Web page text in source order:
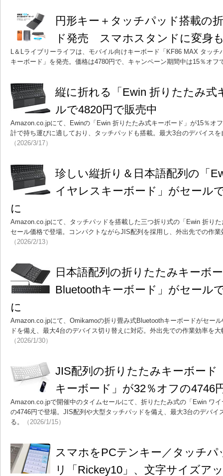
円形キー＋タッチパッド搭載の
ド発売 スマホスタンドに変身
L＆Lライブリーライフは、モバイル向けキーボード「KF86 MAX タッ
キーボード」を発売。価格は4780円で、キャンペーン期間中は15％オフ
縦に折れる「Ewin 折りたたみ式
ルで4820円で販売中
Amazon.co.jpにて、Ewinの「Ewin 折りたたみ式キーボード」が15％オ
計で持ち運びに適しており、タッチパッドも搭載。最大3台のデバイス
（2026/3/17）
珍しい縦折り＆日本語配列の「
イヤレスキーボード」がセール
に
Amazon.co.jpにて、タッチパッドを搭載した三つ折り式の「Ewin 折り
セール価格で登場。コンパクトながらJIS配列を採用し、外出先での作
（2026/2/13）
日本語配列の折りたたみキーボ
Bluetoothキーボード」がセール
に
Amazon.co.jpにて、Omikamoの折り畳み式Bluetoothキーボードがセー
ドを備え、最大4台のデバイス切り替えに対応。外出先での作業効率を
（2026/1/30）
JIS配列の折りたたみキーボード
キーボード」が32％オフの4746
Amazon.co.jpで開催中のタイムセールにて、折りたたみ式の「Ewin ワ
の4746円で登場。JIS配列や大型タッチパッドを備え、最大3台のデバイ
る。
（2026/1/15）
スマホをPCテンキー／タッチ
リ「Rickey10」、文字サイズア